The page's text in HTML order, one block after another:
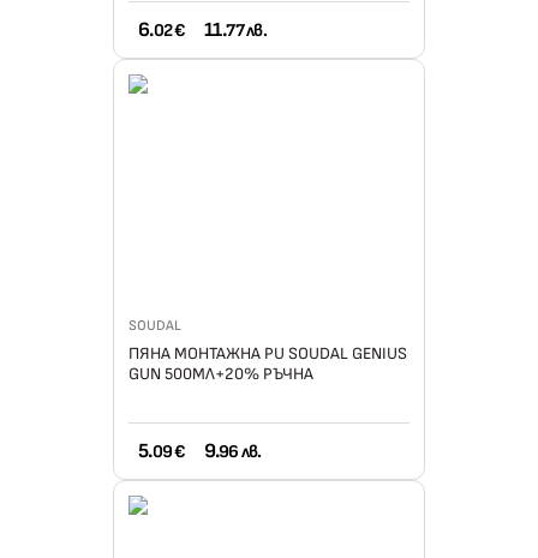
6.02 € 11.77 лв.
SOUDAL
ПЯНА МОНТАЖНА PU SOUDAL GENIUS
GUN 500МЛ+20% РЪЧНА
5.09 € 9.96 лв.